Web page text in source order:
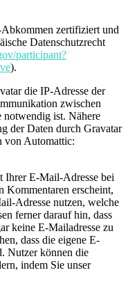
zertifiziert und
Datenschutzrecht
participant?
).
die IP-Adresse der
zwischen
notwendig ist. Nähere
der Daten durch Gravatar
von Automattic:
Ihrer E-Mail-Adresse bei
Kommentaren erscheint,
Adresse nutzen, welche
ferner darauf hin, dass
keine E-Mailadresse zu
dass die eigene E-
Nutzer können die
indem Sie unser